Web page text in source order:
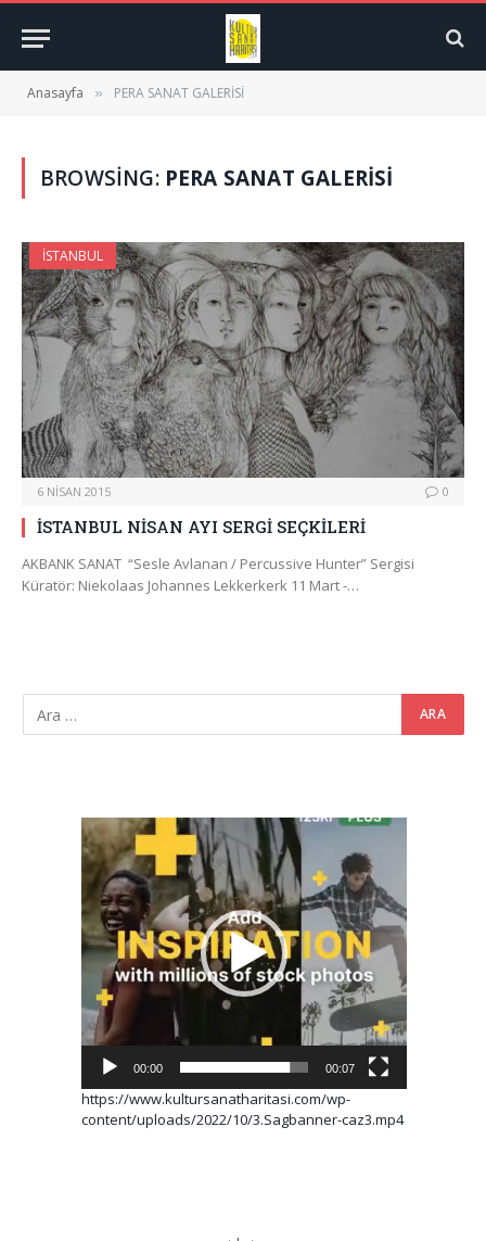
Anasayfa » PERA SANAT GALERİSİ
BROWSING: PERA SANAT GALERİSİ
İSTANBUL
6 NISAN 2015 0
İSTANBUL NİSAN AYI SERGİ SEÇKİLERİ
AKBANK SANAT “Sesle Avlanan / Percussive Hunter” Sergisi
Küratör: Niekolaas Johannes Lekkerkerk 11 Mart -…
Video
oynatıcı
00:00 00:07
https://www.kultursanatharitasi.com/wp-
content/uploads/2022/10/3.Sagbanner-caz3.mp4